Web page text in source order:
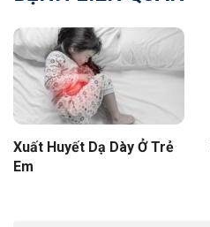
Xuất Huyết Dạ Dày Ở Trẻ
Em